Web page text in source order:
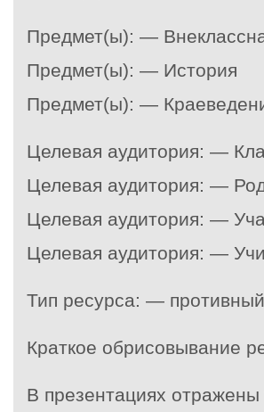
Предмет(ы): —
Предмет(ы): — История
Предмет(ы): —
Целевая аудитория: —
Целевая аудитория: —
Целевая аудитория: —
Целевая аудитория: —
Тип ресурса: —
Краткое обрисовывание
В презентациях